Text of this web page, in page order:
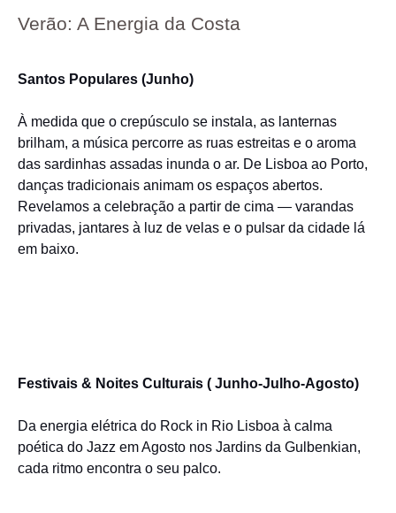
Verão: A Energia da Costa
Santos Populares (Junho)
À medida que o crepúsculo se instala, as lanternas
brilham, a música percorre as ruas estreitas e o aroma
das sardinhas assadas inunda o ar. De Lisboa ao Porto,
danças tradicionais animam os espaços abertos.
Revelamos a celebração a partir de cima — varandas
privadas, jantares à luz de velas e o pulsar da cidade lá
em baixo.
Festivais & Noites Culturais ( Junho-Julho-Agosto)
Da energia elétrica do Rock in Rio Lisboa à calma
poética do Jazz em Agosto nos Jardins da Gulbenkian,
cada ritmo encontra o seu palco.